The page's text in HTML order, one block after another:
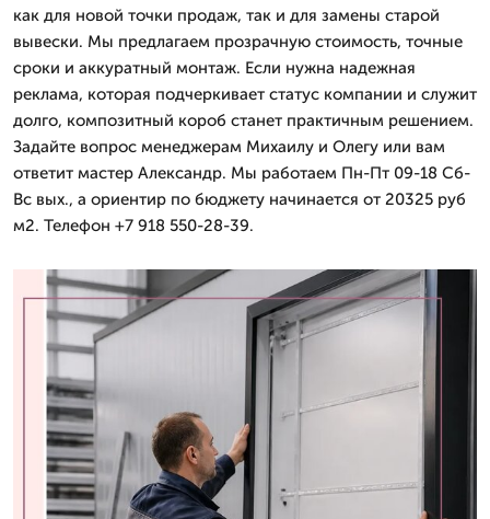
как для новой точки продаж, так и для замены старой
вывески. Мы предлагаем прозрачную стоимость, точные
сроки и аккуратный монтаж. Если нужна надежная
реклама, которая подчеркивает статус компании и служит
долго, композитный короб станет практичным решением.
Задайте вопрос менеджерам Михаилу и Олегу или вам
ответит мастер Александр. Мы работаем Пн-Пт 09-18 Сб-
Вс вых., а ориентир по бюджету начинается от 20325 руб
м2. Телефон +7 918 550-28-39.